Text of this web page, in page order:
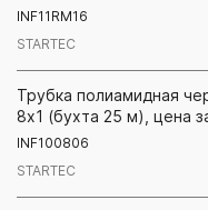
INF11RM16
STARTEC
Трубка полиамидная
8х1 (бухта 25 м), цена
INF100806
STARTEC